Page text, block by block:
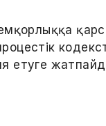
етуге